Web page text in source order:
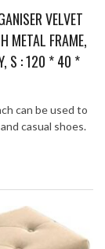
VELVET
METAL FRAME,
S : 120 * 40 *
can be used to
casual shoes.